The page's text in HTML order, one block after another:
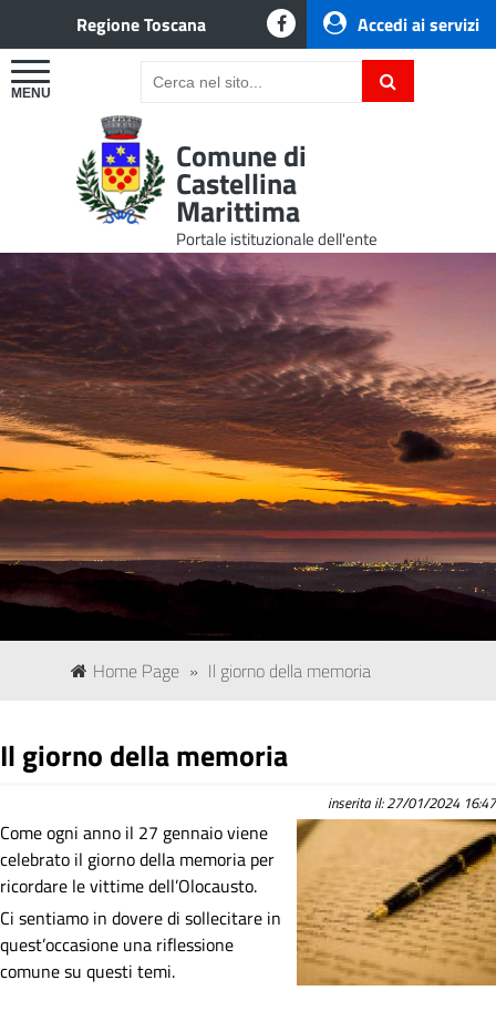
Accedi ai servizi
Regione Toscana
Comune di
Castellina
Marittima
Portale istituzionale dell'ente
Home Page » Il giorno della memoria
Il giorno della memoria
inserita il: 27/01/2024 16:47
Come ogni anno il 27 gennaio viene
celebrato il giorno della memoria per
ricordare le vittime dell’Olocausto.
Ci sentiamo in dovere di sollecitare in
quest’occasione una riflessione
comune su questi temi.